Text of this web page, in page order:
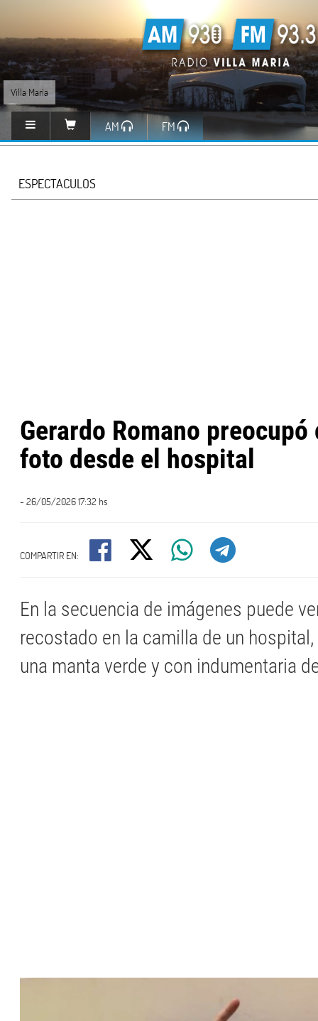
Villa María
AM FM
ESPECTACULOS
Gerardo Romano preocupó
foto desde el hospital
- 26/05/2026 17:32 hs
COMPARTIR EN:
En la secuencia de imágenes puede
recostado en la camilla de un
una manta verde y con indumentaria